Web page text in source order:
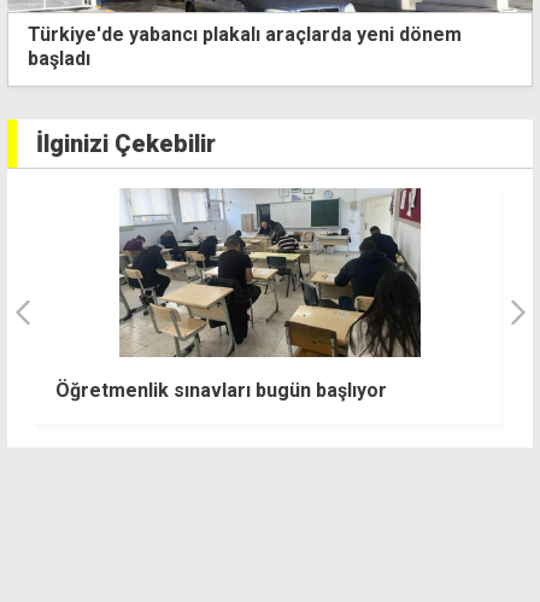
Tatar'dan 20 Temmuz mesajı: KKTC çatısı altında
huzur ve güven içindeyiz
İlginizi Çekebilir
Öğretmenlik sınavları bugün başlıyor